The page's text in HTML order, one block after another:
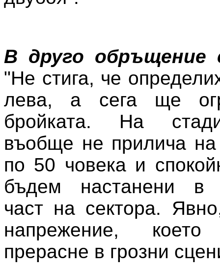
В друго обръщение
"Не стига, че
лева, а сега ще
бройката. На
въобще не прилича на
по 50 човека и
бъдем настанени в
част на сектора.
напрежение,
прерасне в грозни